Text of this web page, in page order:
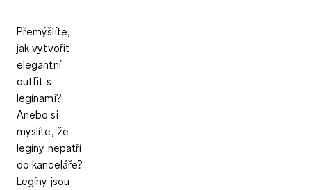
Přemýšlíte,
jak vytvořit
elegantní
outfit s
legínami?
Anebo si
myslíte, že
legíny nepatří
do kanceláře?
Legíny jsou